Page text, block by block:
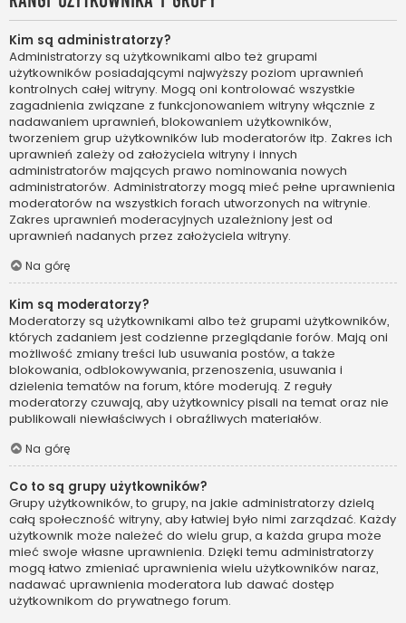
Kim są administratorzy?
Administratorzy są użytkownikami albo też grupami
użytkowników posiadającymi najwyższy poziom uprawnień
kontrolnych całej witryny. Mogą oni kontrolować wszystkie
zagadnienia związane z funkcjonowaniem witryny włącznie z
nadawaniem uprawnień, blokowaniem użytkowników,
tworzeniem grup użytkowników lub moderatorów itp. Zakres ich
uprawnień zależy od założyciela witryny i innych
administratorów mających prawo nominowania nowych
administratorów. Administratorzy mogą mieć pełne uprawnienia
moderatorów na wszystkich forach utworzonych na witrynie.
Zakres uprawnień moderacyjnych uzależniony jest od
uprawnień nadanych przez założyciela witryny.
Na górę
Kim są moderatorzy?
Moderatorzy są użytkownikami albo też grupami użytkowników,
których zadaniem jest codzienne przeglądanie forów. Mają oni
możliwość zmiany treści lub usuwania postów, a także
blokowania, odblokowywania, przenoszenia, usuwania i
dzielenia tematów na forum, które moderują. Z reguły
moderatorzy czuwają, aby użytkownicy pisali na temat oraz nie
publikowali niewłaściwych i obraźliwych materiałów.
Na górę
Co to są grupy użytkowników?
Grupy użytkowników, to grupy, na jakie administratorzy dzielą
całą społeczność witryny, aby łatwiej było nimi zarządzać. Każdy
użytkownik może należeć do wielu grup, a każda grupa może
mieć swoje własne uprawnienia. Dzięki temu administratorzy
mogą łatwo zmieniać uprawnienia wielu użytkowników naraz,
nadawać uprawnienia moderatora lub dawać dostęp
użytkownikom do prywatnego forum.